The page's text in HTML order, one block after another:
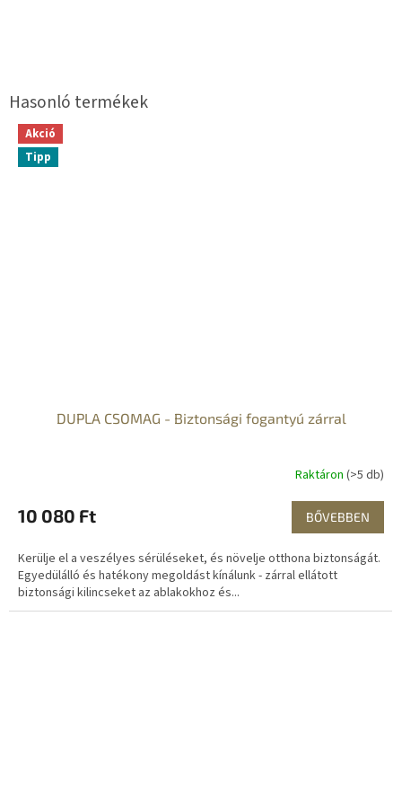
Akció
Tipp
DUPLA CSOMAG - Biztonsági fogantyú zárral
Raktáron (>5 db)
10 080 Ft BŐVEBBEN
Kerülje el a veszélyes sérüléseket, és növelje otthona biztonságát.
Egyedülálló és hatékony megoldást kínálunk - zárral ellátott
biztonsági kilincseket az ablakokhoz és...